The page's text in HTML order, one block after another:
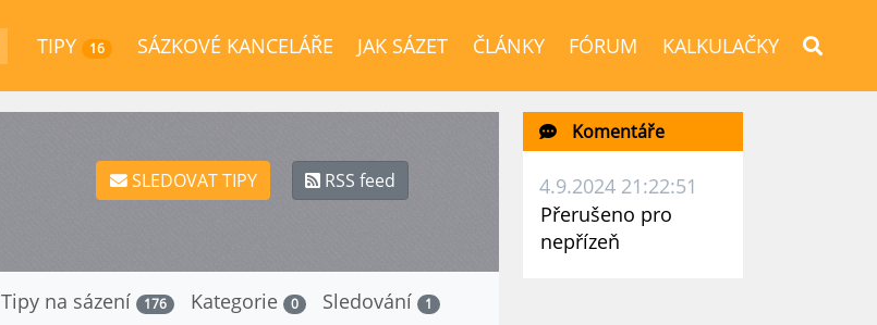
TIPY 16 SÁZKOVÉ KANCELÁŘE JAK SÁZET ČLÁNKY FÓRUM KALKULAČKY
SLEDOVAT TIPY RSS feed
Tipy na sázení 176 Kategorie 0 Sledování 1
Komentáře
4.9.2024 21:22:51
Přerušeno pro
nepřízeň